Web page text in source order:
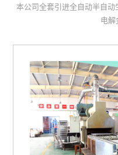
本公司全套引进全自动半自
电解